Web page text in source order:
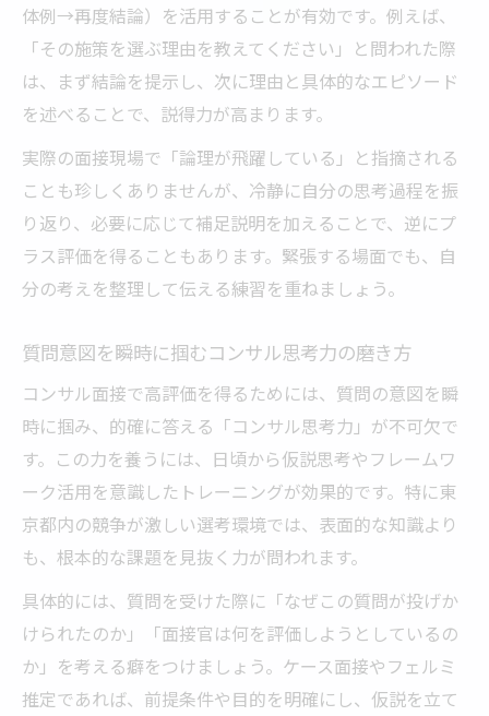
体例→再度結論）を活用することが有効です。例えば、
「その施策を選ぶ理由を教えてください」と問われた際
は、まず結論を提示し、次に理由と具体的なエピソード
を述べることで、説得力が高まります。
実際の面接現場で「論理が飛躍している」と指摘される
ことも珍しくありませんが、冷静に自分の思考過程を振
り返り、必要に応じて補足説明を加えることで、逆にプ
ラス評価を得ることもあります。緊張する場面でも、自
分の考えを整理して伝える練習を重ねましょう。
質問意図を瞬時に掴むコンサル思考力の磨き方
コンサル面接で高評価を得るためには、質問の意図を瞬
時に掴み、的確に答える「コンサル思考力」が不可欠で
す。この力を養うには、日頃から仮説思考やフレームワ
ーク活用を意識したトレーニングが効果的です。特に東
京都内の競争が激しい選考環境では、表面的な知識より
も、根本的な課題を見抜く力が問われます。
具体的には、質問を受けた際に「なぜこの質問が投げか
けられたのか」「面接官は何を評価しようとしているの
か」を考える癖をつけましょう。ケース面接やフェルミ
推定であれば、前提条件や目的を明確にし、仮説を立て